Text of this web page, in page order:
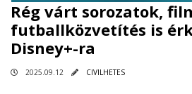
Rég várt sorozatok,
futballközvetítés is
Disney+-ra
2025.09.12 CIVILHETES